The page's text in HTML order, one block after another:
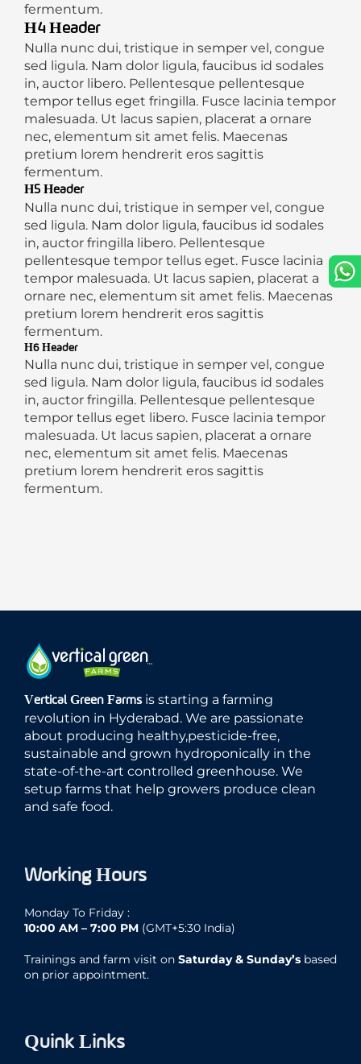
fermentum.
H4 Header
Nulla nunc dui, tristique in semper vel, congue
sed ligula. Nam dolor ligula, faucibus id sodales
in, auctor libero. Pellentesque pellentesque
tempor tellus eget fringilla. Fusce lacinia tempor
malesuada. Ut lacus sapien, placerat a ornare
nec, elementum sit amet felis. Maecenas
pretium lorem hendrerit eros sagittis
fermentum.
H5 Header
Nulla nunc dui, tristique in semper vel, congue
sed ligula. Nam dolor ligula, faucibus id sodales
in, auctor fringilla libero. Pellentesque
pellentesque tempor tellus eget. Fusce lacinia
tempor malesuada. Ut lacus sapien, placerat a
ornare nec, elementum sit amet felis. Maecenas
pretium lorem hendrerit eros sagittis
fermentum.
H6 Header
Nulla nunc dui, tristique in semper vel, congue
sed ligula. Nam dolor ligula, faucibus id sodales
in, auctor fringilla. Pellentesque pellentesque
tempor tellus eget libero. Fusce lacinia tempor
malesuada. Ut lacus sapien, placerat a ornare
nec, elementum sit amet felis. Maecenas
pretium lorem hendrerit eros sagittis
fermentum.
Vertical Green Farms is starting a farming
revolution in Hyderabad. We are passionate
about producing healthy,pesticide-free,
sustainable and grown hydroponically in the
state-of-the-art controlled greenhouse. We
setup farms that help growers produce clean
and safe food.
Working Hours
Monday To Friday :
10:00 AM – 7:00 PM (GMT+5:30 India)
Trainings and farm visit on Saturday & Sunday’s based
on prior appointment.
Quink Links